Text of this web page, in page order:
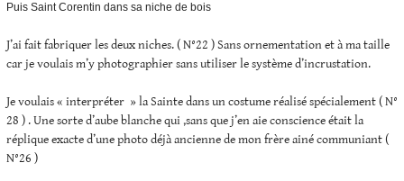
Puis Saint Corentin dans sa niche de bois
J’ai fait fabriquer les deux niches. ( N°22 ) Sans ornementation et à ma taille
car je voulais m’y photographier sans utiliser le système d’incrustation.
Je voulais « interpréter » la Sainte dans un costume réalisé spécialement ( N°
28 ) . Une sorte d’aube blanche qui ,sans que j’en aie conscience était la
réplique exacte d’une photo déjà ancienne de mon frère ainé communiant (
N°26 )